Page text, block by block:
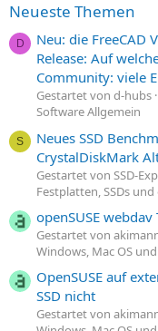
Neueste Themen
D
Neu: die FreeCAD
Release: Auf
Community: viele
Gestartet von d-hubs
Software Allgemein
S
Neues SSD
CrystalDiskMark
Gestartet von SSD-
Festplatten, SSDs
openSUSE
Gestartet von
Windows, Mac OS
OpenSUSE auf
SSD nicht
Gestartet von